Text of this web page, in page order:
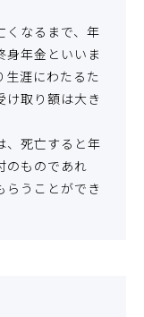
くなるまで、年
身年金といいま
生涯にわたるた
け取り額は大き
、死亡すると年
のものであれ
らうことができ